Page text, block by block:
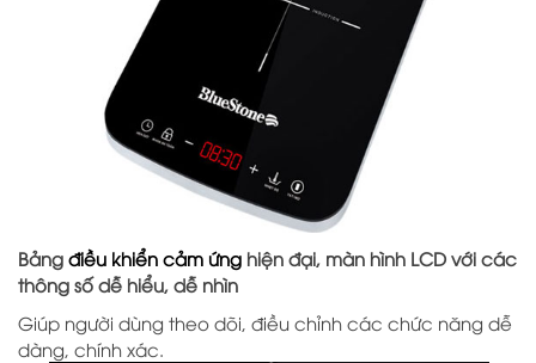
Bảng điều khiển cảm ứng hiện đại, màn hình LCD với các
thông số dễ hiểu, dễ nhìn
Giúp người dùng theo dõi, điều chỉnh các chức năng dễ
dàng, chính xác.